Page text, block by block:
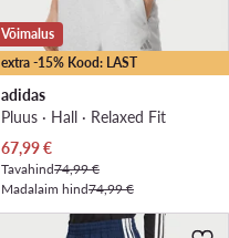
extra -15% Kood: LAST
Võimalus
adidas
Pluus · Hall · Relaxed Fit
Praegune hind
67,99€
Tavahind74,99 €
Madalaim hind74,99 €